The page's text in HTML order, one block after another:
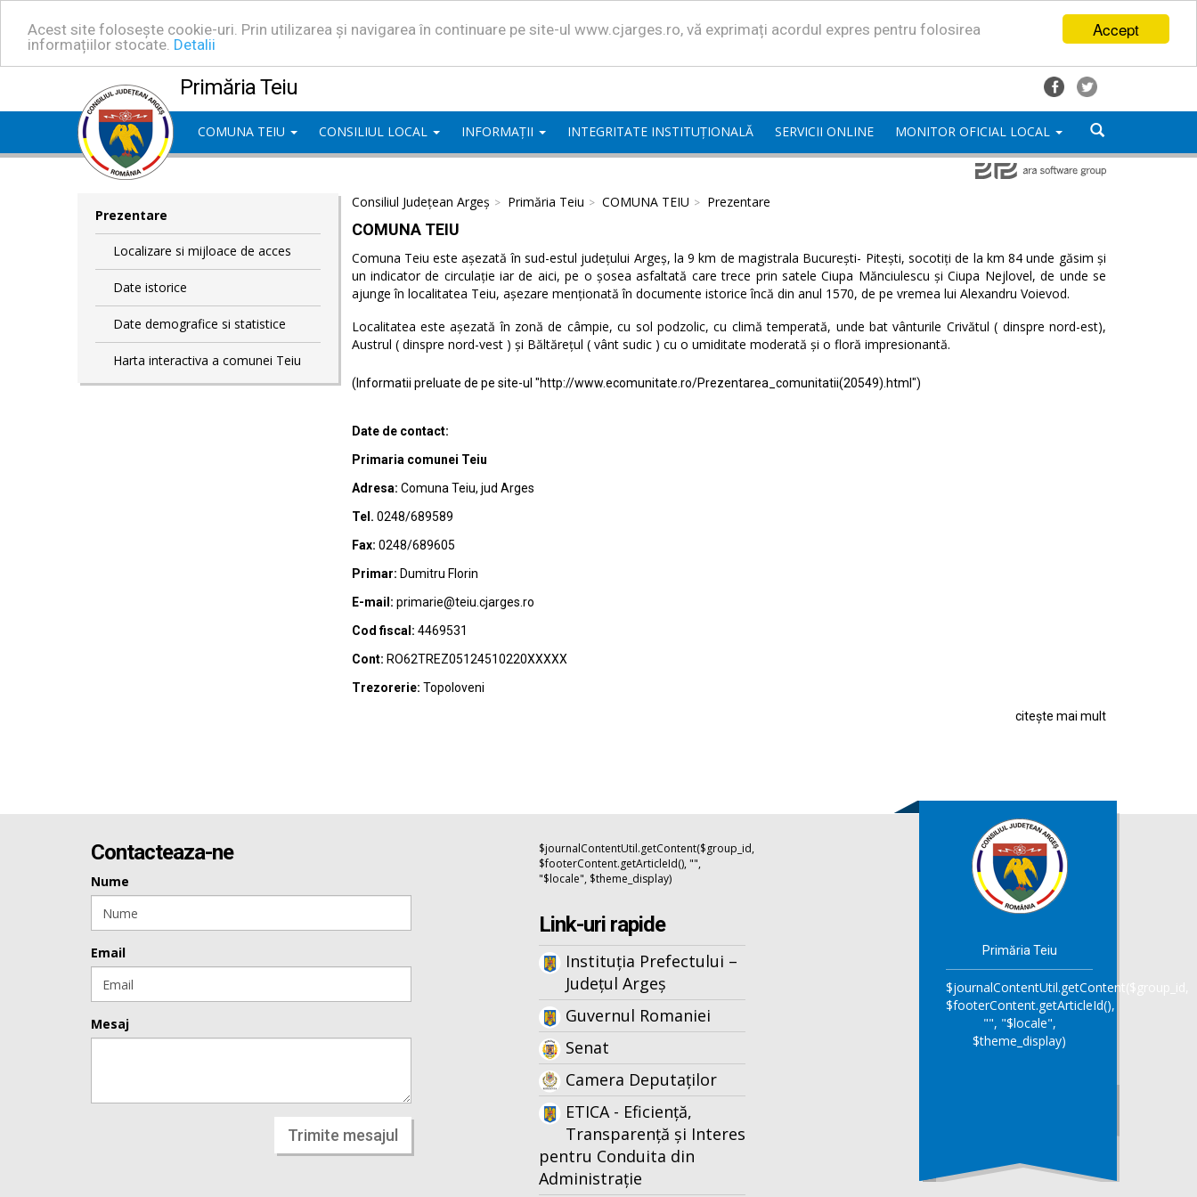
Accept
Acest site folosește cookie-uri. Prin utilizarea și navigarea în continuare pe site-ul www.cjarges.ro, vă exprimați acordul expres pentru folosirea
informațiilor stocate. Detalii
Primăria Teiu
COMUNA TEIU CONSILIUL LOCAL INFORMAȚII INTEGRITATE INSTITUȚIONALĂ SERVICII ONLINE MONITOR OFICIAL LOCAL
Prezentare
Localizare si mijloace de acces
Date istorice
Date demografice si statistice
Harta interactiva a comunei Teiu
Consiliul Județean Argeș Primăria Teiu COMUNA TEIU Prezentare
COMUNA TEIU
Comuna Teiu este așezată în sud-estul județului Argeș, la 9 km de magistrala București- Pitești, socotiți de la km 84 unde găsim și
un indicator de circulație iar de aici, pe o șosea asfaltată care trece prin satele Ciupa Mănciulescu și Ciupa Nejlovel, de unde se
ajunge în localitatea Teiu, așezare menționată în documente istorice încă din anul 1570, de pe vremea lui Alexandru Voievod.
Localitatea este așezată în zonă de câmpie, cu sol podzolic, cu climă temperată, unde bat vânturile Crivătul ( dinspre nord-est),
Austrul ( dinspre nord-vest ) și Băltărețul ( vânt sudic ) cu o umiditate moderată și o floră impresionantă.
(Informatii preluate de pe site-ul "http://www.ecomunitate.ro/Prezentarea_comunitatii(20549).html")
Date de contact:
Primaria comunei Teiu
Adresa: Comuna Teiu, jud Arges
Tel. 0248/689589
Fax: 0248/689605
Primar: Dumitru Florin
E-mail: primarie@teiu.cjarges.ro
Cod fiscal: 4469531
Cont: RO62TREZ05124510220XXXXX
Trezorerie: Topoloveni
citește mai mult
Contacteaza-ne
Nume
Email
Mesaj
Trimite mesajul
$journalContentUtil.getContent($group_id,
$footerContent.getArticleId(), "",
"$locale", $theme_display)
Link-uri rapide
Instituția Prefectului –
Județul Argeș
Guvernul Romaniei
Senat
Camera Deputaților
ETICA - Eficiență,
Transparență și Interes
pentru Conduita din
Administrație
Primăria Teiu
$journalContentUtil.getContent($group_id,
$footerContent.getArticleId(),
"", "$locale",
$theme_display)